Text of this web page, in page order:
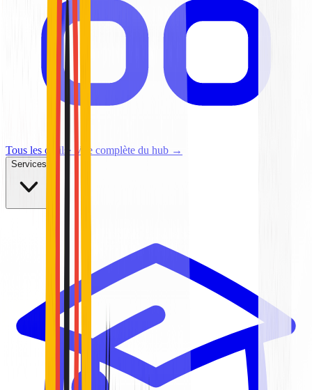
Tous les outils · Vue complète du hub →
Services